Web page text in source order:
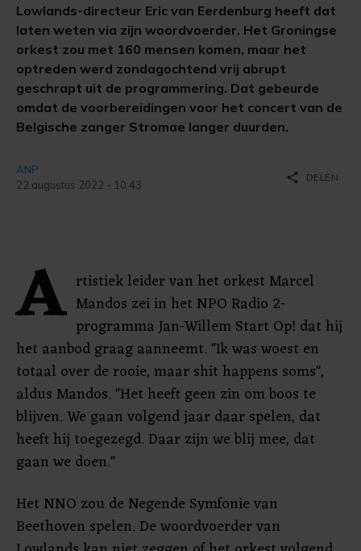
Lowlands-directeur Eric van Eerdenburg heeft dat
laten weten via zijn woordvoerder. Het Groningse
orkest zou met 160 mensen komen, maar het
optreden werd zondagochtend vrij abrupt
geschrapt uit de programmering. Dat gebeurde
omdat de voorbereidingen voor het concert van de
Belgische zanger Stromae langer duurden.
ANP
22 augustus 2022 - 10:43
share DELEN
A rtistiek leider van het orkest Marcel
Mandos zei in het NPO Radio 2-
programma Jan-Willem Start Op! dat hij
het aanbod graag aanneemt. "Ik was woest en
totaal over de rooie, maar shit happens soms",
aldus Mandos. "Het heeft geen zin om boos te
blijven. We gaan volgend jaar daar spelen, dat
heeft hij toegezegd. Daar zijn we blij mee, dat
gaan we doen."
Het NNO zou de Negende Symfonie van
Beethoven spelen. De woordvoerder van